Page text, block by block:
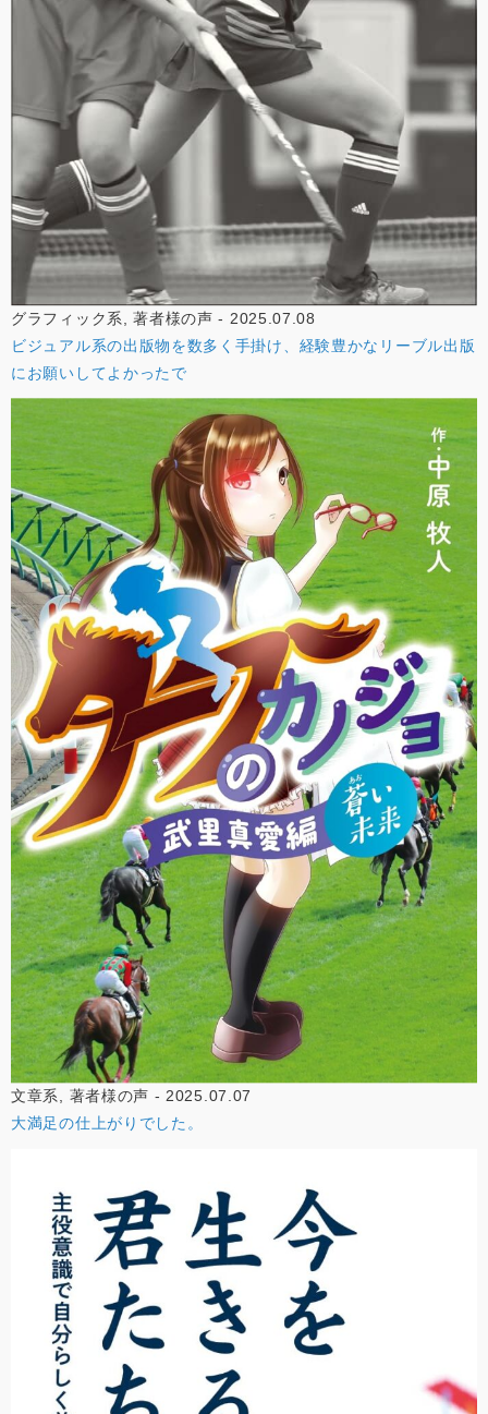
グラフィック系, 著者様の声 - 2025.07.08
ビジュアル系の出版物を数多く手掛け、経験豊かなリーブル出版
にお願いしてよかったで
文章系, 著者様の声 - 2025.07.07
大満足の仕上がりでした。